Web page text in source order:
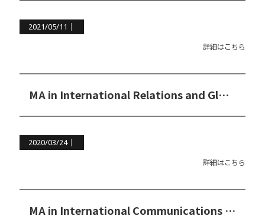
2021/05/11｜
詳細はこちら
MA in International Relations and Global Communications（国際関係学＆グローバルコミュニケーション修士コース）
2020/03/24｜
詳細はこちら
MA in International Communications and Development（国際コミュニケーション＆開発学修士コース）